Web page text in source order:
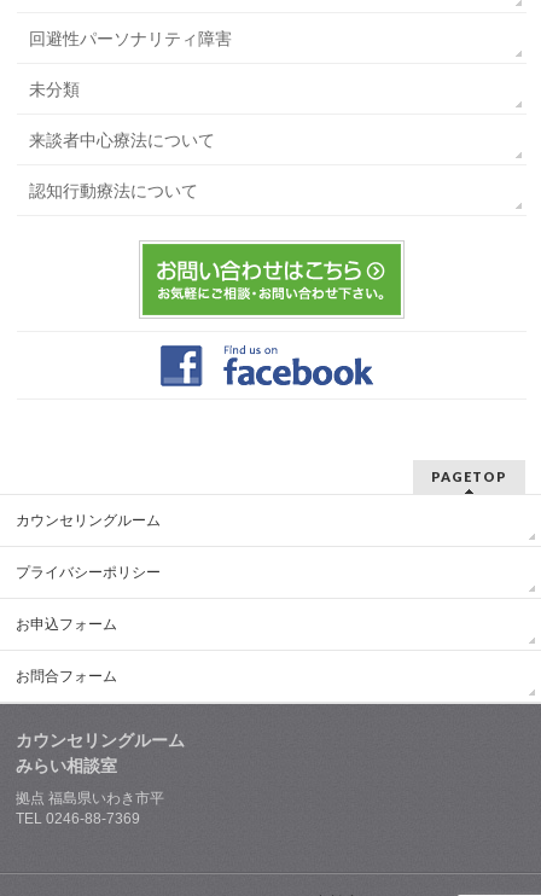
回避性パーソナリティ障害
未分類
来談者中心療法について
認知行動療法について
PAGETOP
カウンセリングルーム
プライバシーポリシー
お申込フォーム
お問合フォーム
カウンセリングルーム
みらい相談室
拠点 福島県いわき市平
TEL 0246-88-7369